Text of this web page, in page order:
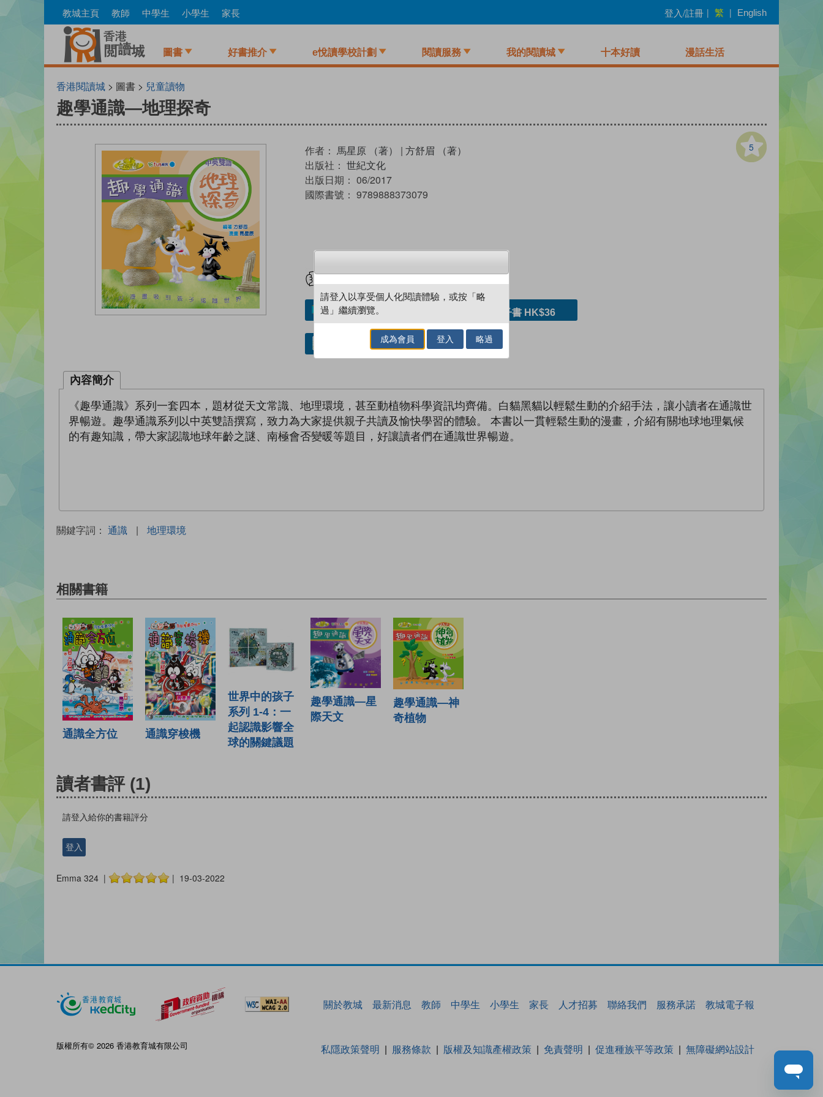
to
教城主頁 教師 中學生 小學生 家長 登入/註冊 | 繁 | English
圖書 好書推介 e悅讀學校計劃 閱讀服務 我的閱讀城 十本好讀 漫話生活
香港閱讀城 > 圖書 > 兒童讀物
趣學通識—地理探奇
5
作者： 馬星原 （著） | 方舒眉 （著）
出版社： 世紀文化
出版日期： 06/2017
國際書號： 9789888373079
加入／閱讀電子書 購買電子書 HK$36
借閱實體書
內容簡介
《趣學通識》系列一套四本，題材從天文常識、地理環境，甚至動植物科學資訊均齊備。白貓黑貓以輕鬆生動的介紹手法，讓小讀者在通識世
界暢遊。趣學通識系列以中英雙語撰寫，致力為大家提供親子共讀及愉快學習的體驗。 本書以一貫輕鬆生動的漫畫，介紹有關地球地理氣候
的有趣知識，帶大家認識地球年齡之謎、南極會否變暖等題目，好讓讀者們在通識世界暢遊。
關鍵字詞： 通識 | 地理環境
相關書籍
通識全方位 通識穿梭機
世界中的孩子
系列 1-4：一
起認識影響全
球的關鍵議題
趣學通識—星
際天文
趣學通識—神
奇植物
讀者書評 (1)
請登入給你的書籍評分
登入
Emma 324 | | 19-03-2022
關於教城 最新消息 教師 中學生 小學生 家長 人才招募 聯絡我們 服務承諾 教城電子報
版權所有© 2026 香港教育城有限公司 私隱政策聲明 服務條款 版權及知識產權政策 免責聲明 促進種族平等政策 無障礙網站設計
請登入以享受個人化閱讀體驗，或按「略
過」繼續瀏覽。
成為會員 登入 略過